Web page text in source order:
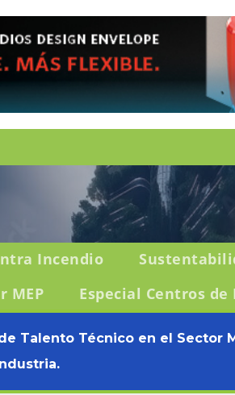
Incendio
MEP
Especial Centros de
Talento Técnico en el Sector